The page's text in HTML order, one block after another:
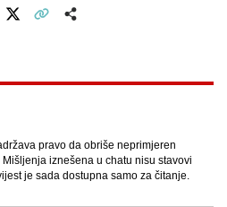
pravo da obriše neprimjeren
iznešena u chatu nisu stavovi
je sada dostupna samo za čitanje.